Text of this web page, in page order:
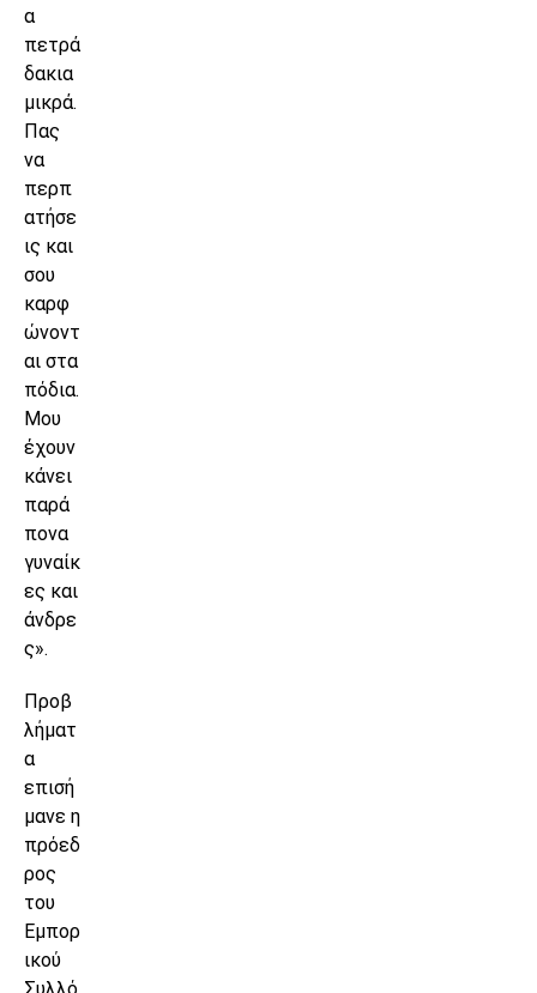
α
πετρά
δακια
μικρά.
Πας
να
περπ
ατήσε
ις και
σου
καρφ
ώνοντ
αι στα
πόδια.
Μου
έχουν
κάνει
παρά
πονα
γυναίκ
ες και
άνδρε
ς».
Προβ
λήματ
α
επισή
μανε η
πρόεδ
ρος
του
Εμπορ
ικού